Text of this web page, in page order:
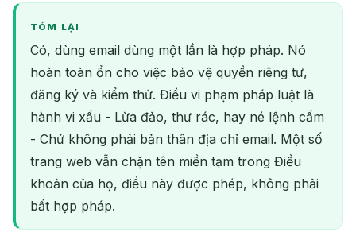
TÓM LẠI
Có, dùng email dùng một lần là hợp pháp. Nó
hoàn toàn ổn cho việc bảo vệ quyền riêng tư,
đăng ký và kiểm thử. Điều vi phạm pháp luật là
hành vi xấu - Lừa đảo, thư rác, hay né lệnh cấm
- Chứ không phải bản thân địa chỉ email. Một số
trang web vẫn chặn tên miền tạm trong Điều
khoản của họ, điều này được phép, không phải
bất hợp pháp.